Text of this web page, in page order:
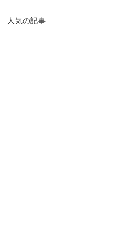
人気の記事